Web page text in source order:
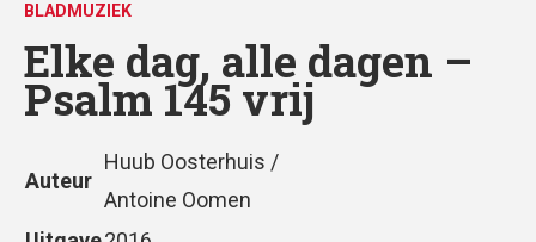
BLADMUZIEK
Elke dag, alle dagen –
Psalm 145 vrij
Auteur
Huub Oosterhuis /
Antoine Oomen